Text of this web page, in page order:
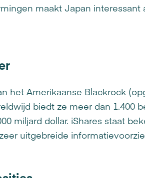
maakt Japan
het Amerikaanse Blackrock
biedt ze meer dan 1.400
miljard dollar. iShares staat
uitgebreide